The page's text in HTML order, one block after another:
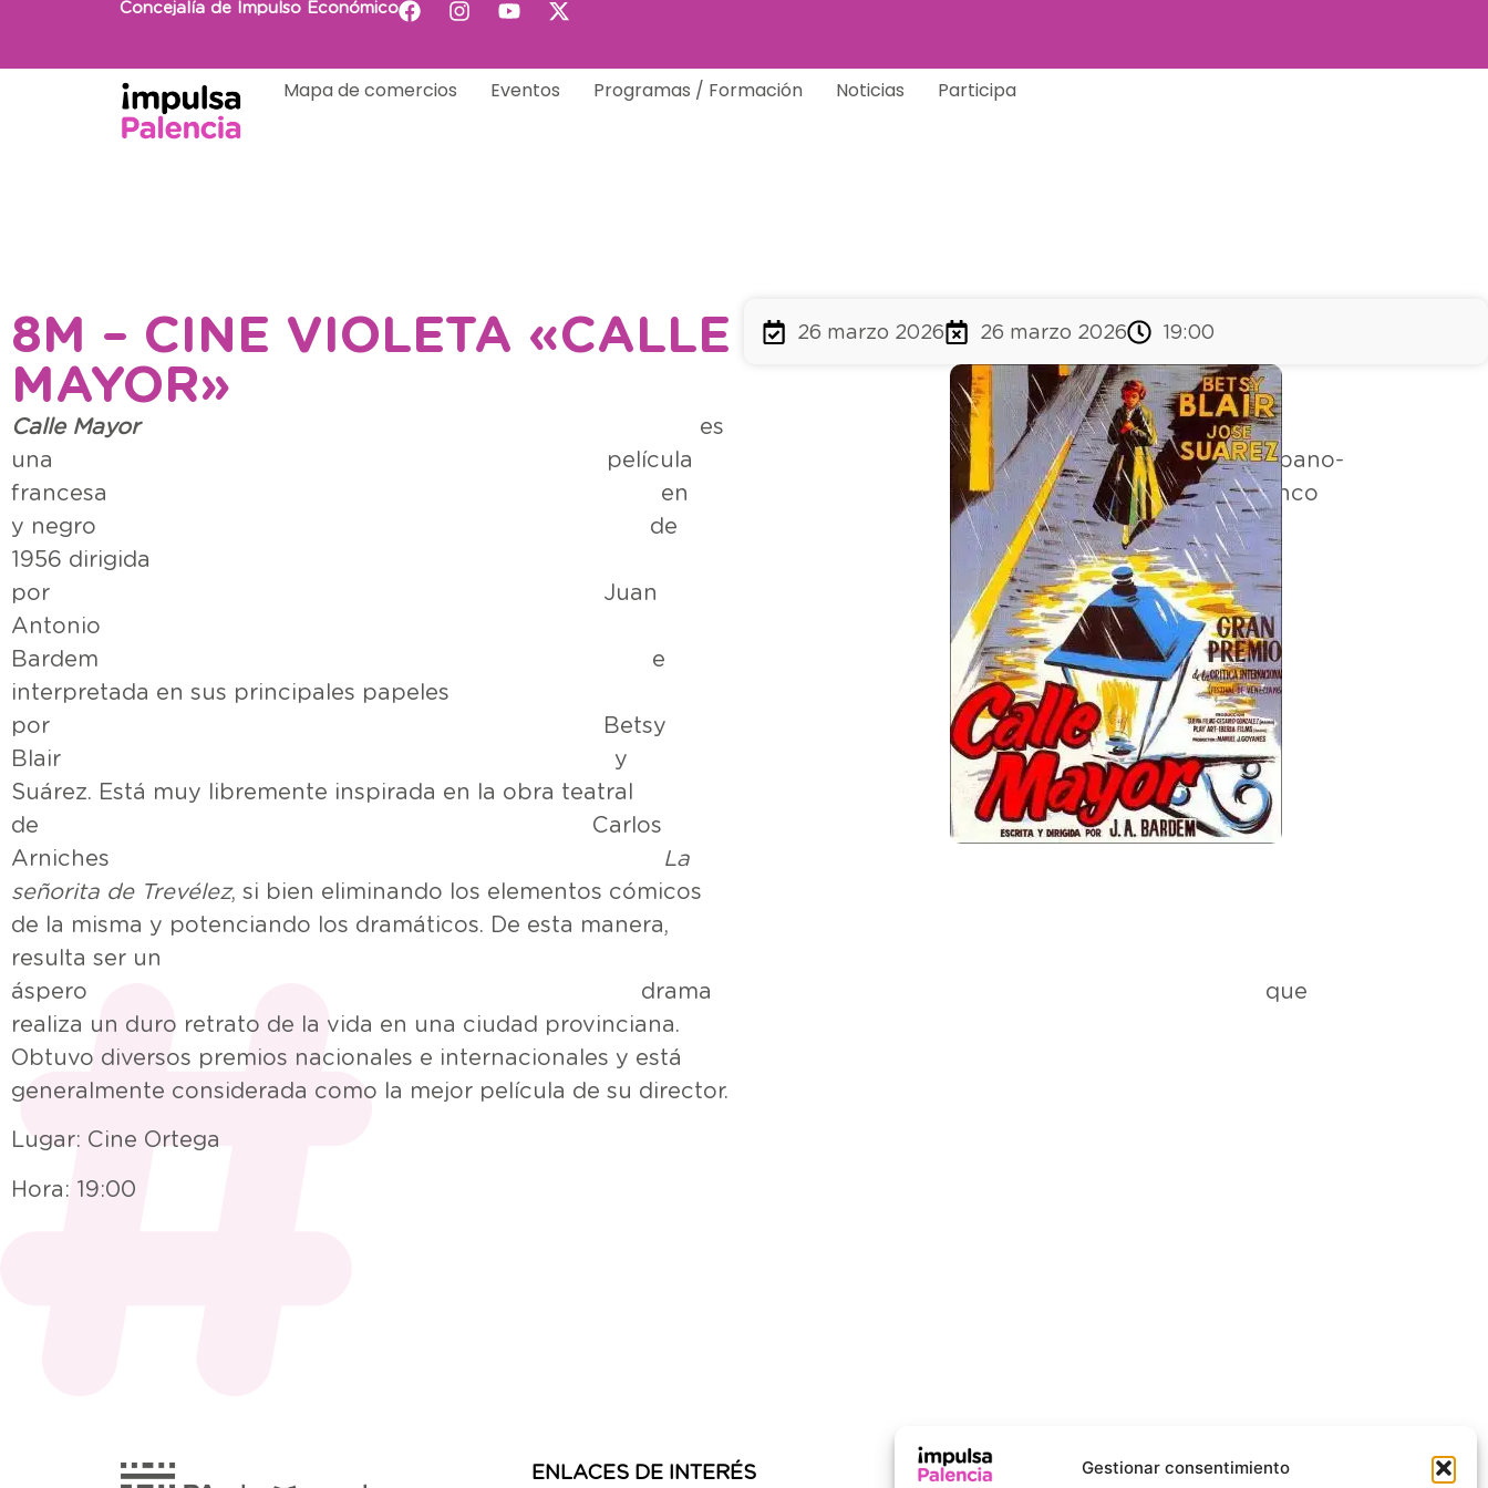
Gestionar consentimiento
Concejalía de Impulso Económico
Mapa de comercios Eventos Programas / Formación Noticias Participa
8M – CINE VIOLETA «CALLE
MAYOR»
Calle Mayores
una película hispano-
francesa en blanco
y negro de
1956 dirigida
por Juan
Antonio
Bardem e
interpretada en sus principales papeles
por Betsy
Blair y José
Suárez. Está muy libremente inspirada en la obra teatral
de Carlos
Arniches La
señorita de Trevélez, si bien eliminando los elementos cómicos
de la misma y potenciando los dramáticos. De esta manera,
resulta ser un
áspero drama que
realiza un duro retrato de la vida en una ciudad provinciana.
Obtuvo diversos premios nacionales e internacionales y está
generalmente considerada como la mejor película de su director.
Lugar: Cine Ortega
Hora: 19:00
26 marzo 2026 26 marzo 2026 19:00
ENLACES DE INTERÉS INFORMACIÓN DE CONTACTO